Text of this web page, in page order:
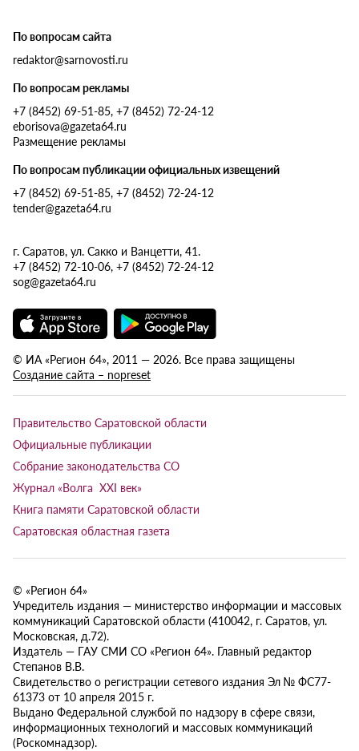
По вопросам сайта
redaktor@sarnovosti.ru
По вопросам рекламы
+7 (8452) 69-51-85, +7 (8452) 72-24-12
eborisova@gazeta64.ru
Размещение рекламы
По вопросам публикации официальных извещений
+7 (8452) 69-51-85, +7 (8452) 72-24-12
tender@gazeta64.ru
г. Саратов, ул. Сакко и Ванцетти, 41.
+7 (8452) 72-10-06, +7 (8452) 72-24-12
sog@gazeta64.ru
© ИА «Регион 64», 2011 — 2026. Все права защищены
Создание сайта – nopreset
Правительство Саратовской области
Официальные публикации
Собрание законодательства СО
Журнал «Волга XXI век»
Книга памяти Саратовской области
Саратовская областная газета
© «Регион 64»
Учредитель издания — министерство информации и массовых
коммуникаций Саратовской области (410042, г. Саратов, ул.
Московская, д.72).
Издатель — ГАУ СМИ СО «Регион 64». Главный редактор
Степанов В.В.
Свидетельство о регистрации сетевого издания Эл № ФС77-
61373 от 10 апреля 2015 г.
Выдано Федеральной службой по надзору в сфере связи,
информационных технологий и массовых коммуникаций
(Роскомнадзор).